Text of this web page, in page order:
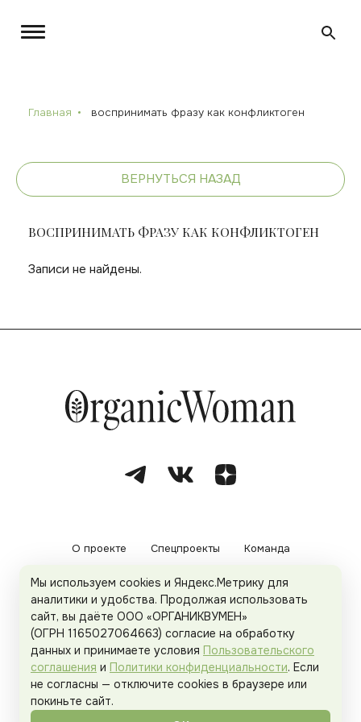
Главная воспринимать фразу как конфликтоген
ВЕРНУТЬСЯ НАЗАД
ВОСПРИНИМАТЬ ФРАЗУ КАК КОНФЛИКТОГЕН
Записи не найдены.
О проекте Спецпроекты Команда
Рекламодателям Политика конфиденциальности
Пользовательское соглашение
Organicwoman.ru . Все права защищены.
Мы используем cookies и Яндекс.Метрику для
аналитики и удобства. Продолжая использовать
сайт, вы даёте ООО «ОРГАНИКВУМЕН»
(ОГРН 1165027064663) согласие на обработку
данных и принимаете условия Пользовательского
соглашения и Политики конфиденциальности. Если
не согласны — отключите cookies в браузере или
покиньте сайт.